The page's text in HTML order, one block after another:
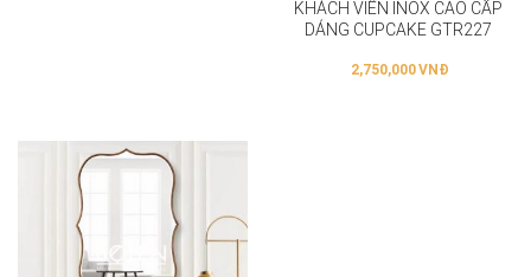
KHÁCH VIỀN INOX CAO CẤP
DÁNG CUPCAKE GTR227
2,750,000VNĐ